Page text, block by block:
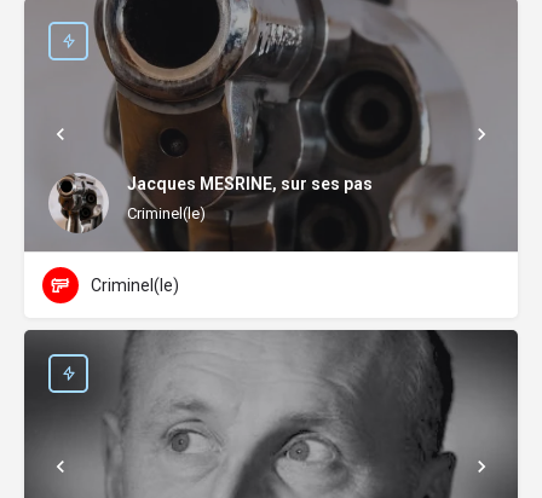
Jacques MESRINE, sur ses pas
Criminel(le)
Criminel(le)